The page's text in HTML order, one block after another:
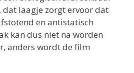
dat laagje zorgt ervoor dat
en antistatisch
kan dus niet na worden
anders wordt de film